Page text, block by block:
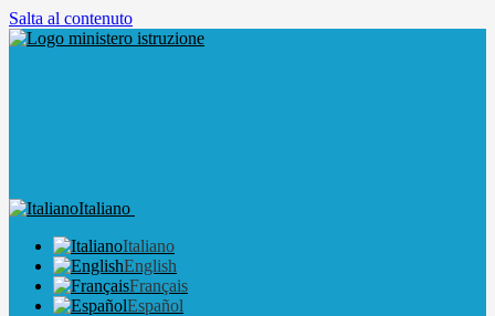
Salta al contenuto
Italiano
Italiano
English
Français
Español